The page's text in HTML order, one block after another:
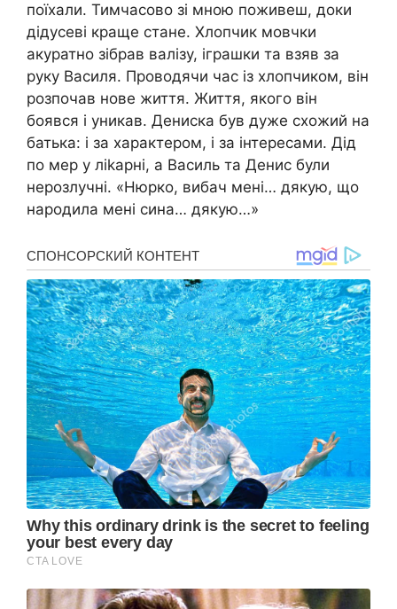
поїхали. Тимчасово зі мною поживеш, доки
дідусеві краще стане. Хлопчик мовчки
акуратно зібрав валізу, іграшки та взяв за
руку Василя. Проводячи час із хлопчиком, він
розпочав нове життя. Життя, якого він
боявся і yникав. Дениска був дуже схожий на
батька: і за характером, і за інтересами. Дід
по мep у ліkарні, а Василь та Денис були
нерозлучні. «Нюрко, вибач мені… дякую, що
народила мені сина… дякую…»